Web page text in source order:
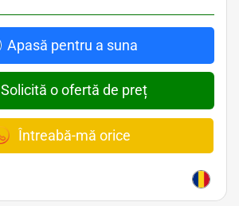
Apasă pentru a suna
Solicită o ofertă de preț
Întreabă-mă orice